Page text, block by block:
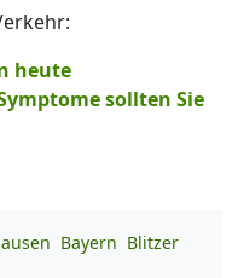
heute
sollten Sie
Bayern Blitzer